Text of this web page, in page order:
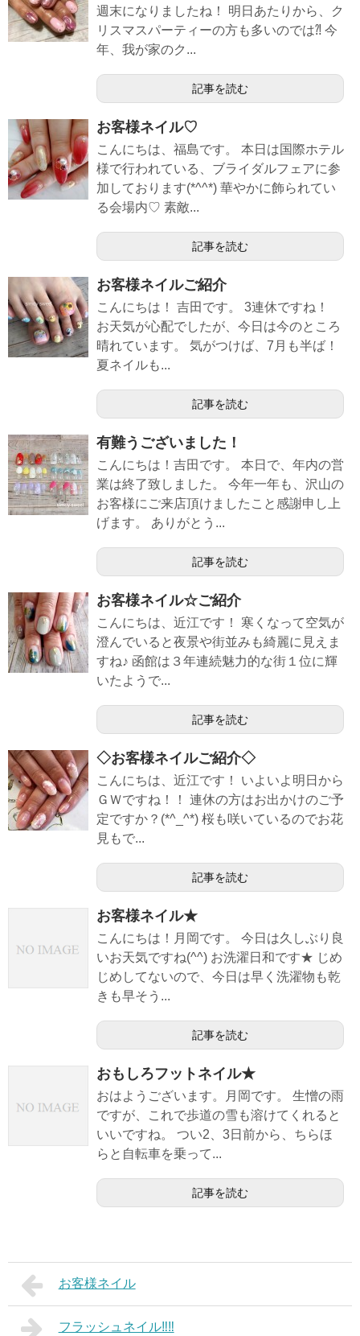
週末になりましたね！ 明日あたりから、ク
リスマスパーティーの方も多いのでは⁈ 今
年、我が家のク...
記事を読む
お客様ネイル♡
こんにちは、福島です。 本日は国際ホテル
様で行われている、ブライダルフェアに参
加しております(*^^*) 華やかに飾られてい
る会場内♡ 素敵...
記事を読む
お客様ネイルご紹介
こんにちは！ 吉田です。 3連休ですね！
お天気が心配でしたが、今日は今のところ
晴れています。 気がつけば、7月も半ば！
夏ネイルも...
記事を読む
有難うございました！
こんにちは！吉田です。 本日で、年内の営
業は終了致しました。 今年一年も、沢山の
お客様にご来店頂けましたこと感謝申し上
げます。 ありがとう...
記事を読む
お客様ネイル☆ご紹介
こんにちは、近江です！ 寒くなって空気が
澄んでいると夜景や街並みも綺麗に見えま
すね♪ 函館は３年連続魅力的な街１位に輝
いたようで...
記事を読む
◇お客様ネイルご紹介◇
こんにちは、近江です！ いよいよ明日から
ＧＷですね！！ 連休の方はお出かけのご予
定ですか？(*^_^*) 桜も咲いているのでお花
見もで...
記事を読む
お客様ネイル★
こんにちは！月岡です。 今日は久しぶり良
いお天気ですね(^^) お洗濯日和です★ じめ
じめしてないので、今日は早く洗濯物も乾
きも早そう...
記事を読む
おもしろフットネイル★
おはようございます。月岡です。 生憎の雨
ですが、これで歩道の雪も溶けてくれると
いいですね。 つい2、3日前から、ちらほ
らと自転車を乗って...
記事を読む
お客様ネイル
フラッシュネイル‼︎‼︎